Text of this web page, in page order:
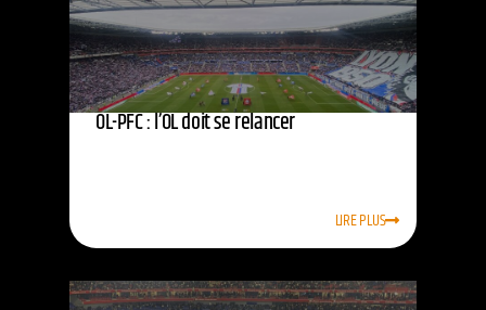
OL-PFC : l’OL doit se relancer
LIRE PLUS